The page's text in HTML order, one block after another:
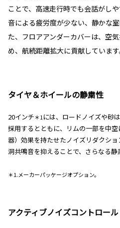
ことで、高速走行時でも会話がし
音による疲労度が少ない、静かな
た、フロアアンダーカバーは、空
め、航続距離拡大に貢献しています
タイヤ＆ホイールの静粛性
20インチ＊1 には、ロードノイズや砂
採用するとともに、リムの一部を中
器）効果を持たせたノイズリダクシ
洞共鳴音を抑えることで、さらなる静
＊1.メーカーパッケージオプション。
アクティブノイズコントロール